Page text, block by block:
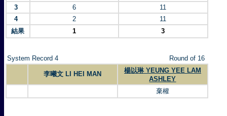
3
6
11
4
2
11
結果
1 3
System Record 4 Round of 16
李曦文 LI HEI MAN
楊以琳 YEUNG YEE LAM
ASHLEY
棄權